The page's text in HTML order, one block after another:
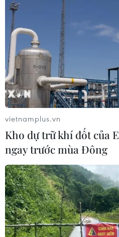
Lịch thi đấu, trực tiếp
hôm nay 28/1:
28/01/2024 02:27
Dù bị đánh giá thấp hơn rất
đang rất tự tin đánh bại
1/8, để thẳng tiến vào tứ kết
vietnamplus.vn
Kho dự trữ khí đốt của
ngay trước mùa Đông